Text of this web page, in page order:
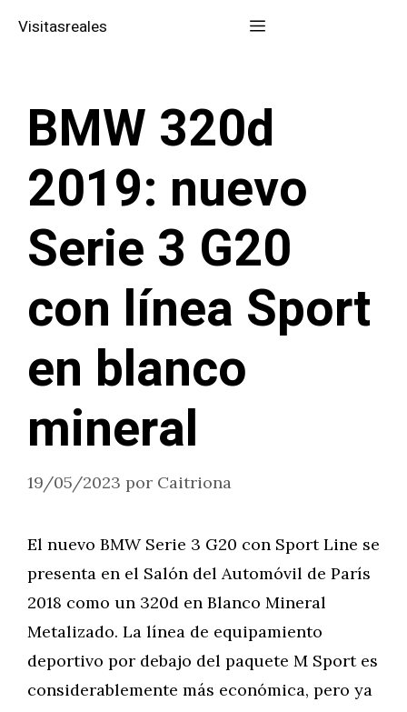
Visitasreales Menú
BMW 320d
2019: nuevo
Serie 3 G20
con línea Sport
en blanco
mineral
19/05/2023 por Caitriona
El nuevo BMW Serie 3 G20 con Sport Line se
presenta en el Salón del Automóvil de París
2018 como un 320d en Blanco Mineral
Metalizado. La línea de equipamiento
deportivo por debajo del paquete M Sport es
considerablemente más económica, pero ya